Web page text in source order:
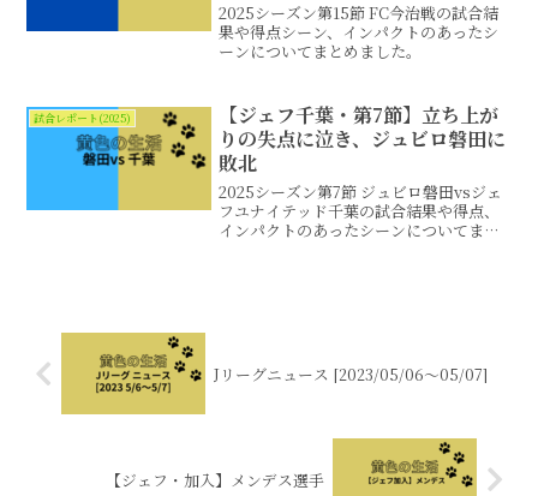
2025シーズン第15節 FC今治戦の試合結
果や得点シーン、インパクトのあったシ
ーンについてまとめました。
試合レポート(2025)
【ジェフ千葉・第7節】立ち上が
りの失点に泣き、ジュビロ磐田に
敗北
2025シーズン第7節 ジュビロ磐田vsジェ
フユナイテッド千葉の試合結果や得点、
インパクトのあったシーンについてまと
Jリーグニュース [2023/05/06～05/07]
【ジェフ・加入】メンデス選手